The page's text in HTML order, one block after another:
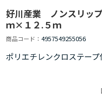
好川産業 ノンスリッ
ｍ×１２.５ｍ
商品コード 4957549255056
ポリエチレンクロステープ